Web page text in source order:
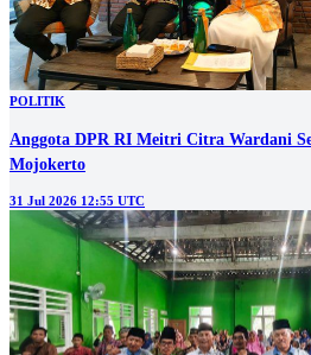
POLITIK
Anggota DPR RI Meitri Citra Wardani
Mojokerto
31 Jul 2026 12:55 UTC